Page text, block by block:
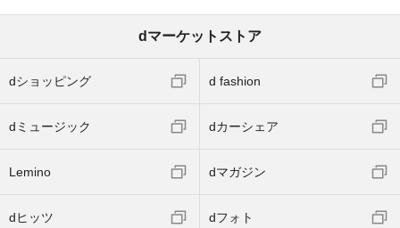
dマーケットストア
dショッピング d fashion
dミュージック dカーシェア
Lemino dマガジン
dヒッツ dフォト